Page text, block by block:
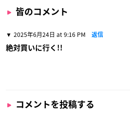
皆のコメント
2025年6月24日 at 9:16 PM 返信
絶対買いに行く!!
コメントを投稿する